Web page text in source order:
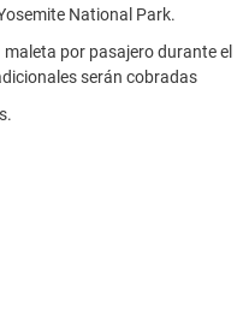
National Park.
maleta por pasajero durante el
serán cobradas